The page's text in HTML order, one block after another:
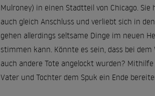
Mulroney) in einen Stadtteil von Chicago.
auch gleich Anschluss und verliebt sich in
gehen allerdings seltsame Dinge im neuen
stimmen kann. Könnte es sein, dass bei
auch andere Tote angelockt wurden?
Vater und Tochter dem Spuk ein Ende